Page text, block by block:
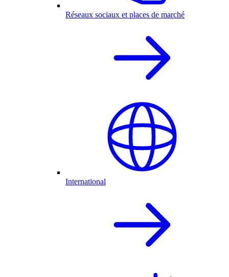
Réseaux sociaux et places de marché
International